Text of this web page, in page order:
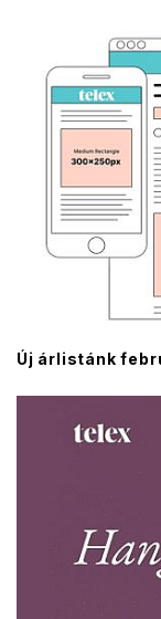
Új árlistánk